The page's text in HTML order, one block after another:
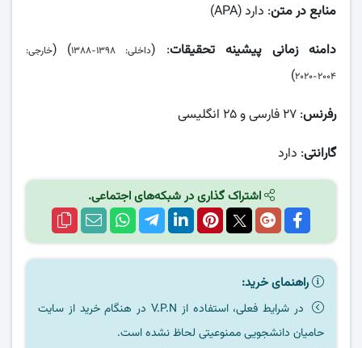
منابع در متن: دارد (APA)
دامنه زمانی پیشینه تحقیقات: (داخلی: ۱۳۹۸-۱۳۸۸ ) (خارجی:
۲۰۰۴-۲۰۲۰
)
رفرنس: ۲۷ فارسی و ۲۵ انگلیسی
گارانتی: دارد
اشتراک گذاری در شبکه‌های اجتماعی.
راهنمای خرید:
در شرایط فعلی، استفاده از V.P.N در هنگام خرید از سایت
حامیان دانشجویی ممنوعیتی لحاظ نشده است.